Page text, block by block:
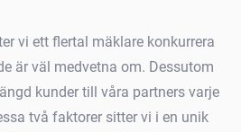
vi ett flertal mäklare konkurrera
är väl medvetna om. Dessutom
kunder till våra partners varje
två faktorer sitter vi i en unik